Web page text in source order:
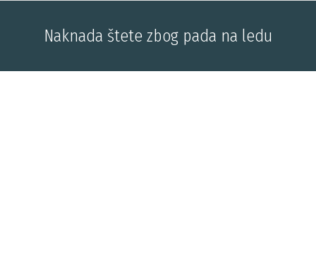
Naknada štete zbog pada na ledu